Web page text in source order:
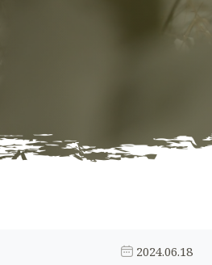
2024.06.18